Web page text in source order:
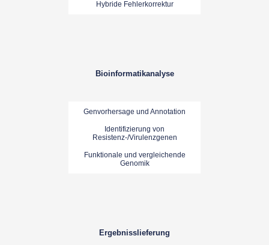
Hybride Fehlerkorrektur
Bioinformatikanalyse
Genvorhersage und Annotation
Identifizierung von
Resistenz-/Virulenzgenen
Funktionale und vergleichende
Genomik
Ergebnisslieferung